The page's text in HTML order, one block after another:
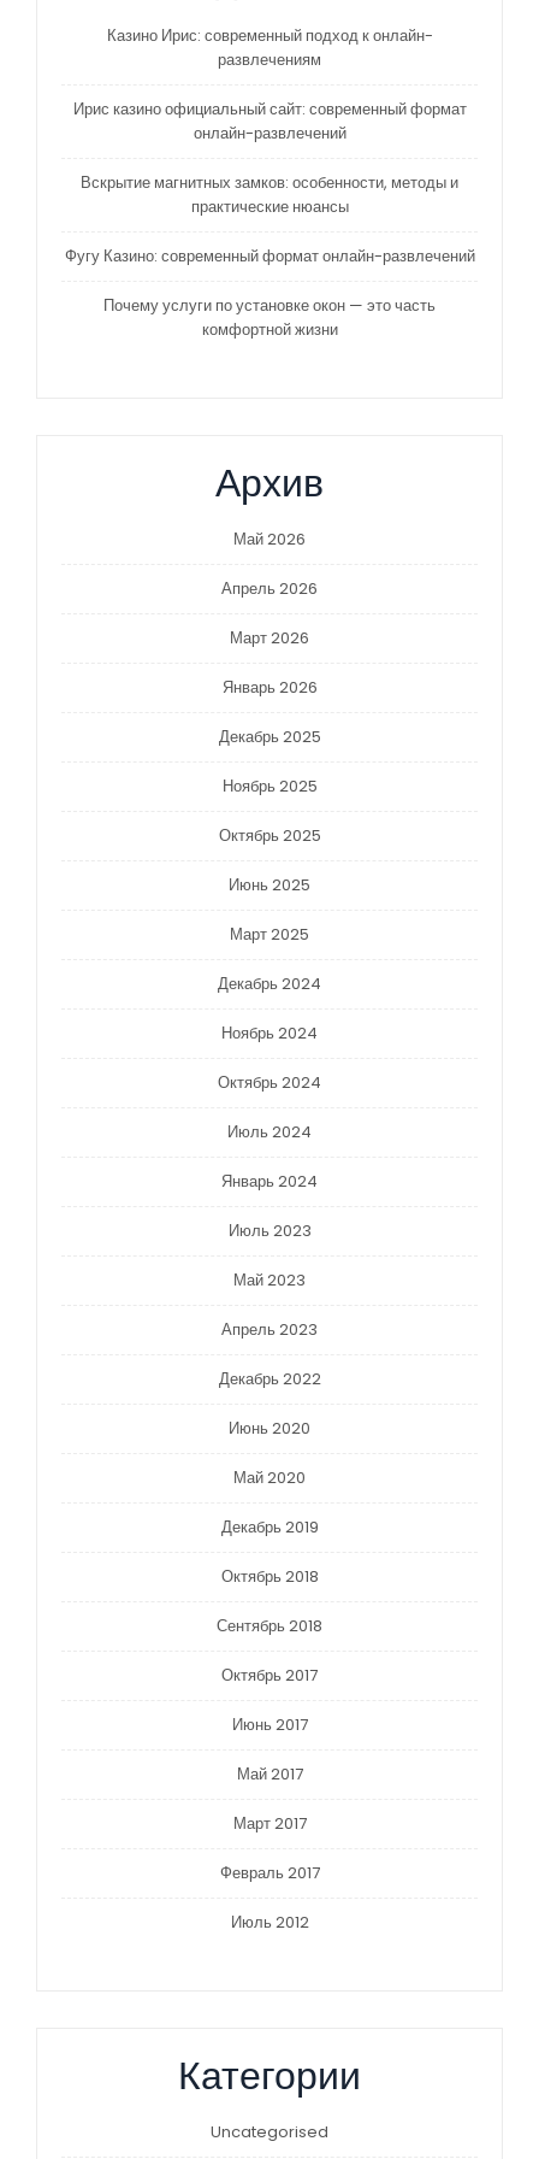
Казино Ирис: современный подход к онлайн-
развлечениям
Ирис казино официальный сайт: современный формат
онлайн-развлечений
Вскрытие магнитных замков: особенности, методы и
практические нюансы
Фугу Казино: современный формат онлайн-развлечений
Почему услуги по установке окон — это часть
комфортной жизни
Архив
Май 2026
Апрель 2026
Март 2026
Январь 2026
Декабрь 2025
Ноябрь 2025
Октябрь 2025
Июнь 2025
Март 2025
Декабрь 2024
Ноябрь 2024
Октябрь 2024
Июль 2024
Январь 2024
Июль 2023
Май 2023
Апрель 2023
Декабрь 2022
Июнь 2020
Май 2020
Декабрь 2019
Октябрь 2018
Сентябрь 2018
Октябрь 2017
Июнь 2017
Май 2017
Март 2017
Февраль 2017
Июль 2012
Категории
Uncategorised